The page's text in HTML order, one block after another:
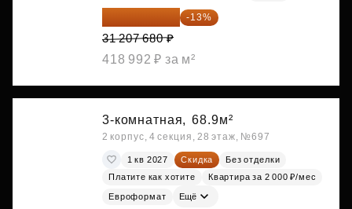
27 150 682 ₽ -13%
31 207 680 ₽
418 992 ₽ за м²
3-комнатная, 68.9м²
2 корпус, 4 секция, 28 этаж, №697
1 кв 2027 Скидка
Без отделки
Платите как хотите
Квартира за 2 000 ₽/мес
Евроформат Ещё